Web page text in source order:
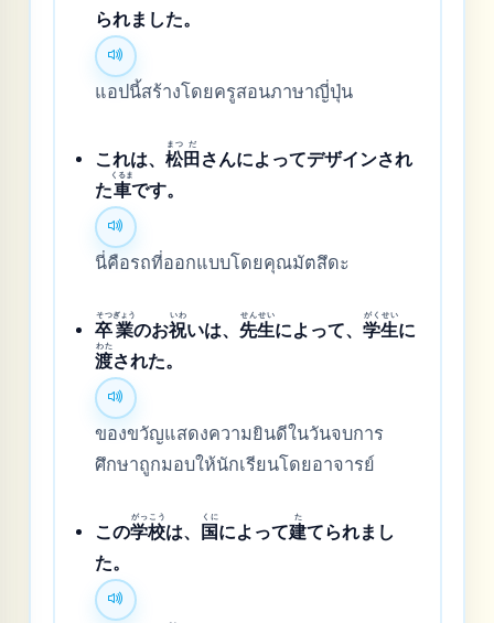
られました。
แอปนี้สร้างโดยครูสอนภาษาญี่ปุ่น
これは、松
まつ
田
だ
さんによってデザインされ
た車
くるま
です。
นี่คือรถที่ออกแบบโดยคุณมัตสึดะ
卒
そつ
業
ぎょう
のお祝
いわ
いは、 先
せん
生
せい
によって、学
がく
生
せい
に
渡
わた
された。
ของขวัญแสดงความยินดีในวันจบการ
ศึกษาถูกมอบให้นักเรียนโดยอาจารย์
この学
がっ
校
こう
は、 国
くに
によって建
た
てられまし
た。